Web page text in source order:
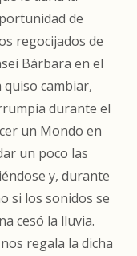
de
regocijados de
Bárbara en el
quiso cambiar,
durante el
un Mondo en
un poco las
y, durante
si los sonidos se
cesó la lluvia.
regala la dicha